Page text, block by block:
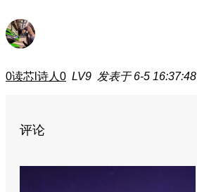
0读芯l诗人0 LV9 发表于 6-5 16:37:48
评论